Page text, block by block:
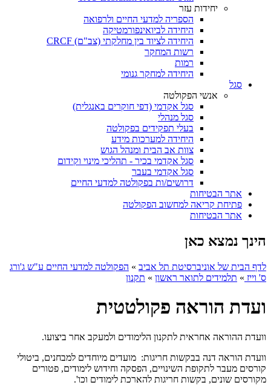
יחידות עזר
הספריה למדעי החיים ולרפואה
היחידה לביואינפורמטיקה
היחידה לציוד בין מחלקתי (צב"ם) CRCF
רשות המחקר
רמות
היחידה למחקר גנומי
סגל
אנשי הפקולטה
סגל אקדמי (דפי חוקרים באנגלית)
סגל מנהלי
בעלי תפקידים בפקולטה
היחידה למערכות מידע
צוות אב הבית ומנהל הגוש
סגל אקדמי בכיר - תהליכי מינוי וקידום
סגל אקדמי בעבר
דרושים/ות בפקולטה למדעי החיים
אתר הבטיחות
פתיחת קריאה למחשוב הפקולטה
אתר הבטיחות
הינך נמצא כאן
לדף הבית של אוניברסיטת תל אביב » הפקולטה למדעי החיים ע"ש ג'ורג
ס' וייז » תלמידים לתואר ראשון » תקנון
ועדת הוראה פקולטטית
וועדת ההוראה אחראית לתקנון הלימודים ולמעקב אחר ביצועו.
וועדת הוראה דנה בבקשות חריגות: מועדים מיוחדים למבחנים, ביטולי
קורסים מעבר לתקופת השינויים, הפסקה וחידוש לימודים, פטורים
מקורסים שונים, בקשות חריגות להארכת לימודים וכו'.